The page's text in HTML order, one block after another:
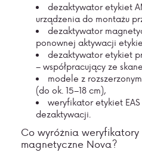
dezaktywator etykiet
urządzenia do montażu
dezaktywator
ponownej aktywacji
dezaktywator etykiet
– współpracujący ze
modele z
(do ok. 15–18 cm),
weryfikator etykiet
dezaktywacji.
Co wyróżnia
magnetyczne Nova?